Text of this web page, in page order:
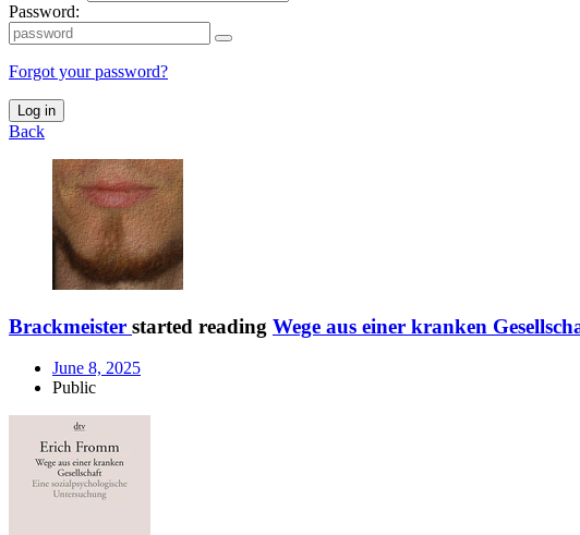
Password:
Forgot your password?
Log in
Back
Brackmeister started reading Wege aus einer kranken
June 8, 2025
Public